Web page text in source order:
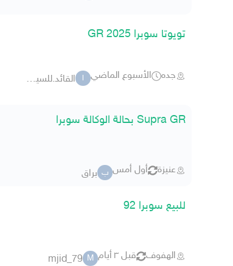
تويوتا سوبرا GR 2025
جده الأسبوع الماضي ا القائد.للسيارات
Supra GR بحالة الوكالة سوبرا
عنيزة أول أمس ب براق
للبيع سوبرا 92
الهفوف قبل ٣ أيام M
mjid_79